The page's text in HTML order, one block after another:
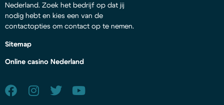
Nederland. Zoek het bedrijf op dat jij
nodig hebt en kies een van de
contactopties om contact op te nemen.
Sitemap
Online casino Nederland